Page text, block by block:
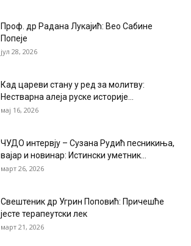
Проф. др Радана Лукајић: Вео Сабине
Попеје
јул 28, 2026
Кад цареви стану у ред за молитву:
Нестварна алеја руске историје...
мај 16, 2026
ЧУДО интервју – Сузана Рудић песникиња,
вајар и новинар: Истински уметник...
март 26, 2026
Свештеник др Угрин Поповић: Причешће
јесте терапеутски лек
март 21, 2026